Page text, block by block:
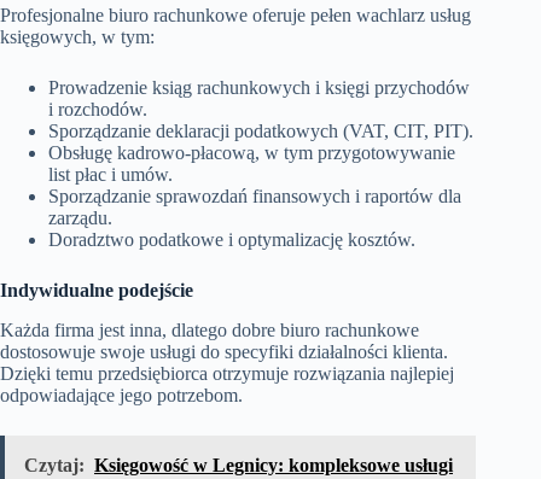
Profesjonalne biuro rachunkowe oferuje pełen wachlarz usług
księgowych, w tym:
Prowadzenie ksiąg rachunkowych i księgi przychodów
i rozchodów.
Sporządzanie deklaracji podatkowych (VAT, CIT, PIT).
Obsługę kadrowo-płacową, w tym przygotowywanie
list płac i umów.
Sporządzanie sprawozdań finansowych i raportów dla
zarządu.
Doradztwo podatkowe i optymalizację kosztów.
Indywidualne podejście
Każda firma jest inna, dlatego dobre biuro rachunkowe
dostosowuje swoje usługi do specyfiki działalności klienta.
Dzięki temu przedsiębiorca otrzymuje rozwiązania najlepiej
odpowiadające jego potrzebom.
Czytaj: Księgowość w Legnicy: kompleksowe usługi